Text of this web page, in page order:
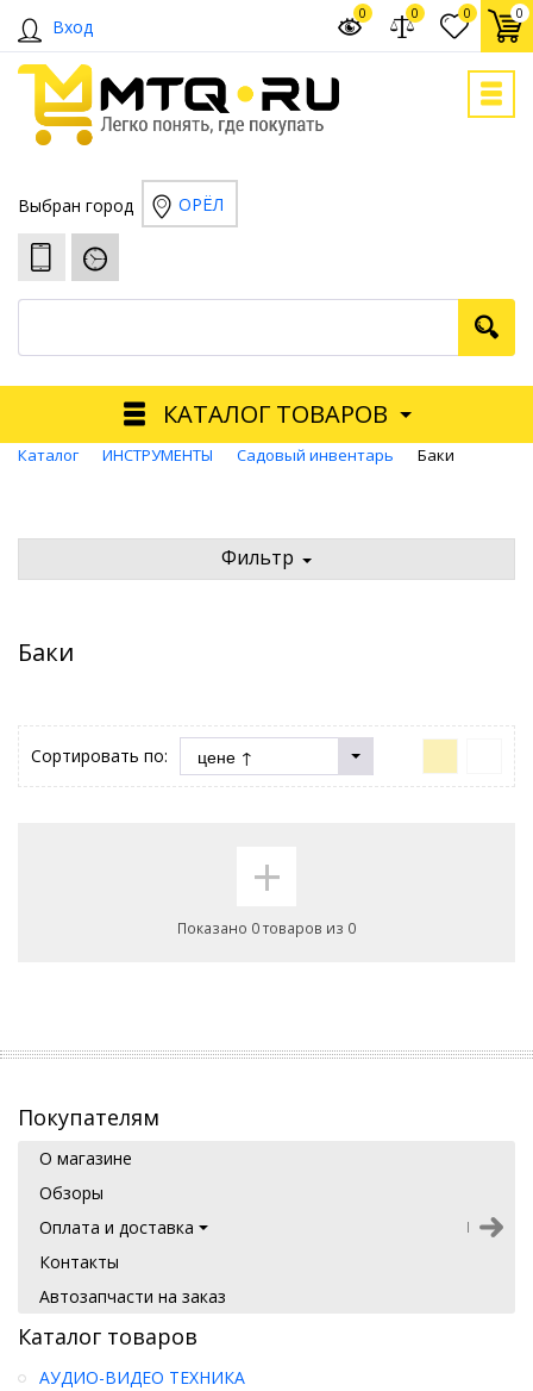
Вход
0 0
0 0
Выбран город ОРЁЛ
КАТАЛОГ ТОВАРОВ
Каталог ИНСТРУМЕНТЫ Садовый инвентарь Баки
Фильтр
Баки
Сортировать по:
+
Показано 0 товаров из 0
Покупателям
О магазине
Обзоры
Оплата и доставка
Контакты
Автозапчасти на заказ
Каталог товаров
АУДИО-ВИДЕО ТЕХНИКА